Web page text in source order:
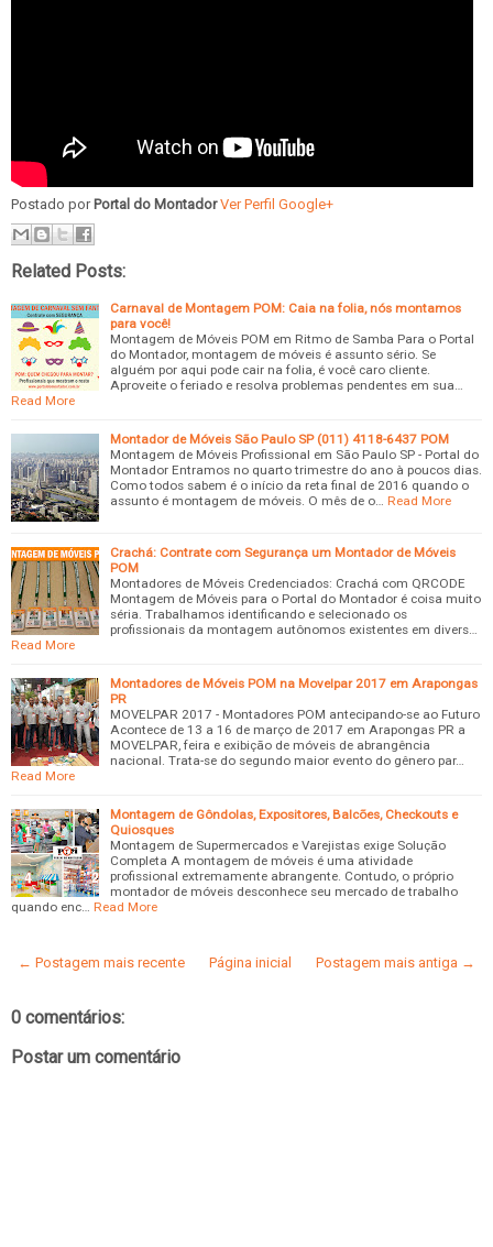
Postado por Portal do Montador Ver Perfil Google+
Related Posts:
Carnaval de Montagem POM: Caia na folia, nós montamos
para você!
Montagem de Móveis POM em Ritmo de Samba Para o Portal
do Montador, montagem de móveis é assunto sério. Se
alguém por aqui pode cair na folia, é você caro cliente.
Aproveite o feriado e resolva problemas pendentes em sua…
Read More
Montador de Móveis São Paulo SP (011) 4118-6437 POM
Montagem de Móveis Profissional em São Paulo SP - Portal do
Montador Entramos no quarto trimestre do ano à poucos dias.
Como todos sabem é o início da reta final de 2016 quando o
assunto é montagem de móveis. O mês de o…
Read More
Crachá: Contrate com Segurança um Montador de Móveis
POM
Montadores de Móveis Credenciados: Crachá com QRCODE
Montagem de Móveis para o Portal do Montador é coisa muito
séria. Trabalhamos identificando e selecionado os
profissionais da montagem autônomos existentes em divers…
Read More
Montadores de Móveis POM na Movelpar 2017 em Arapongas
PR
MOVELPAR 2017 - Montadores POM antecipando-se ao Futuro
Acontece de 13 a 16 de março de 2017 em Arapongas PR a
MOVELPAR, feira e exibição de móveis de abrangência
nacional. Trata-se do segundo maior evento do gênero par…
Read More
Montagem de Gôndolas, Expositores, Balcões, Checkouts e
Quiosques
Montagem de Supermercados e Varejistas exige Solução
Completa A montagem de móveis é uma atividade
profissional extremamente abrangente. Contudo, o próprio
montador de móveis desconhece seu mercado de trabalho
quando enc…
Read More
← Postagem mais recente Postagem mais antiga →
Página inicial
0 comentários:
Postar um comentário